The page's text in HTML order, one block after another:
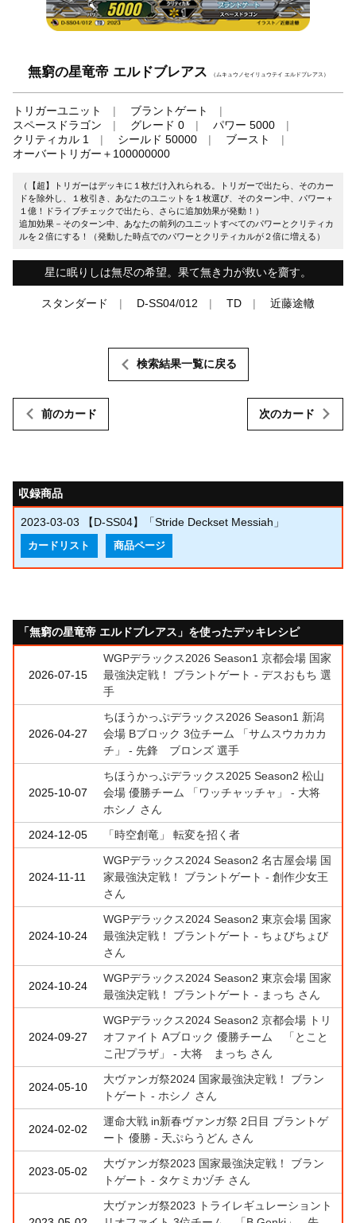
無窮の星竜帝 エルドブレアス （ムキュウノセイリュウテイ エルドブレアス）
トリガーユニット
ブラントゲート
スペースドラゴン
グレード 0
パワー 5000
クリティカル 1
シールド 50000
ブースト
オーバートリガー＋100000000
（【超】トリガーはデッキに１枚だけ入れられる。トリガーで出たら、そのカー
ドを除外し、１枚引き、あなたのユニットを１枚選び、そのターン中、パワー＋
１億！ドライブチェックで出たら、さらに追加効果が発動！）
追加効果－そのターン中、あなたの前列のユニットすべてのパワーとクリティカ
ルを２倍にする！（発動した時点でのパワーとクリティカルが２倍に増える）
星に眠りしは無尽の希望。果て無き力が救いを齎す。
スタンダード D-SS04/012 TD 近藤途轍
前のカード
検索結果一覧に戻る
次のカード
収録商品
2023-03-03 【D-SS04】「Stride Deckset Messiah」
カードリスト 商品ページ
「無窮の星竜帝 エルドブレアス」を使ったデッキレシピ
2026-07-15
WGPデラックス2026 Season1 京都会場 国家
最強決定戦！ ブラントゲート - デスおもち 選
手
2026-04-27
ちほうかっぷデラックス2026 Season1 新潟
会場 Bブロック 3位チーム 「サムスウカカカ
チ」 - 先鋒 ブロンズ 選手
2025-10-07
ちほうかっぷデラックス2025 Season2 松山
会場 優勝チーム 「ワッチャッチャ」 - 大将
ホシノ さん
2024-12-05
「時空創竜」 転変を招く者
2024-11-11
WGPデラックス2024 Season2 名古屋会場 国
家最強決定戦！ ブラントゲート - 創作少女王
さん
2024-10-24
WGPデラックス2024 Season2 東京会場 国家
最強決定戦！ ブラントゲート - ちょびちょび
さん
2024-10-24
WGPデラックス2024 Season2 東京会場 国家
最強決定戦！ ブラントゲート - まっち さん
2024-09-27
WGPデラックス2024 Season2 京都会場 トリ
オファイト Aブロック 優勝チーム 「とこと
こ卍プラザ」 - 大将 まっち さん
2024-05-10
大ヴァンガ祭2024 国家最強決定戦！ ブラン
トゲート - ホシノ さん
2024-02-02
運命大戦 in新春ヴァンガ祭 2日目 ブラントゲ
ート 優勝 - 天ぷらうどん さん
2023-05-02
大ヴァンガ祭2023 国家最強決定戦！ ブラン
トゲート - タケミカヅチ さん
大ヴァンガ祭2023 トライレギュレーショント